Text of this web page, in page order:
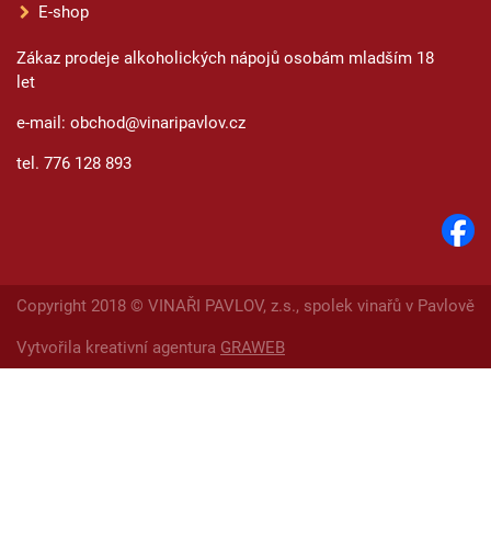
E-shop
Zákaz prodeje alkoholických nápojů osobám mladším 18
let
e-mail: obchod@vinaripavlov.cz
tel. 776 128 893
Copyright 2018 © VINAŘI PAVLOV, z.s., spolek vinařů v Pavlově
Vytvořila kreativní agentura GRAWEB